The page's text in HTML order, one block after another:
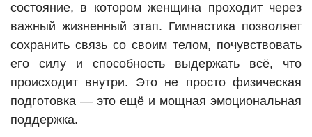
состояние, в котором женщина проходит через
важный жизненный этап. Гимнастика позволяет
сохранить связь со своим телом, почувствовать
его силу и способность выдержать всё, что
происходит внутри. Это не просто физическая
подготовка — это ещё и мощная эмоциональная
поддержка.